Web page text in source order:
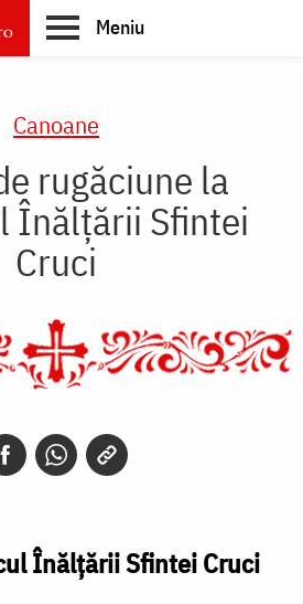
Meniu
Canoane
rugăciune la
Înălţării Sfintei
Cruci
Înălţării Sfintei Cruci